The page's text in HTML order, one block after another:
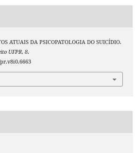
ATUAIS DA PSICOPATOLOGIA DO SUICÍDIO.
UFPR, 8.